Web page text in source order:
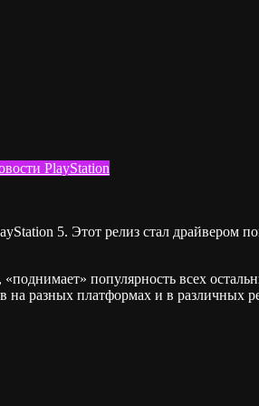
PlayStation
5. Этот релиз стал драйвером
популярность всех
на разных платформах и в различных